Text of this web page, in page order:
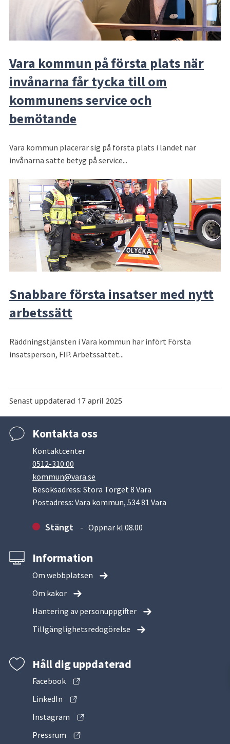
Vara kommun på första plats när
invånarna får tycka till om
kommunens service och
bemötande
Vara kommun placerar sig på första plats i landet när
invånarna satte betyg på service...
Snabbare första insatser med nytt
arbetssätt
Räddningstjänsten i Vara kommun har infört Första
insatsperson, FIP. Arbetssättet...
Senast uppdaterad 17 april 2025
Kontakta oss
Kontaktcenter
0512-310 00
kommun@vara.se
Besöksadress: Stora Torget 8 Vara
Postadress: Vara kommun, 534 81 Vara
Stängt Öppnar kl 08.00
Information
Om webbplatsen
Om kakor
Hantering av personuppgifter
Tillgänglighetsredogörelse
Håll dig uppdaterad
Facebook
LinkedIn
Instagram
Pressrum